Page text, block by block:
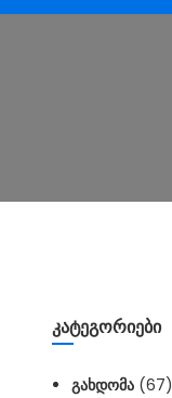
ᲙᲐᲢᲔᲒᲝᲠᲘᲔᲑᲘ
ᲒᲐᲮᲓᲝᲛᲐ (67)